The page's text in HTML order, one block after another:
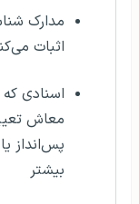
مدارک
اثبات
اسنادی که
معاش
بیشتر